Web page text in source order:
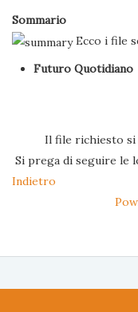
Sommario
Ecco i file
Futuro
Il file richiesto si
Si prega di seguire le
Indietro